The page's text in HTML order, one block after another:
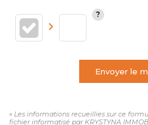
Envoyer le
« Les informations recueillies sur ce
fichier informatisé par KRYSTYNA